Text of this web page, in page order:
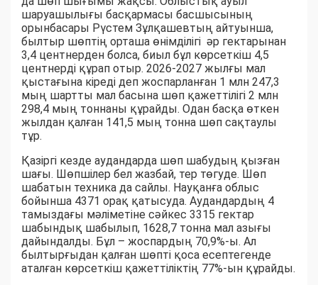
шаруашылығы басқармасы басшысының
орынбасары Рүстем Зұлқашевтың айтуынша,
былтыр шөптің орташа өнімділігі әр гектарынан
3,4 центнерден болса, биыл бұл көрсеткіш 4,5
центнерді құрап отыр. 2026-2027 жылғы мал
қыстағына кіреді деп жоспарланған 1 млн 247,3
мың шартты мал басына шөп қажеттілігі 2 млн
298,4 мың тоннаны құрайды. Одан басқа өткен
жылдан қалған 141,5 мың тонна шөп сақтаулы
тұр.
Қазіргі кезде аудандарда шөп шабудың қызған
шағы. Шөпшілер бел жазбай, тер төгуде. Шөп
шабатын техника да сайлы. Науқанға облыс
бойынша 4371 орақ қатысуда. Аудандардың 4
тамыздағы мәліметіне сәйкес 3315 гектар
шабындық шабылып, 1628,7 тонна мал азығы
дайындалды. Бұл – жоспардың 70,9%-ы. Ал
былтырғыдан қалған шөпті қоса есептегенде
аталған көрсеткіш қажеттіліктің 77%-ын құрайды.